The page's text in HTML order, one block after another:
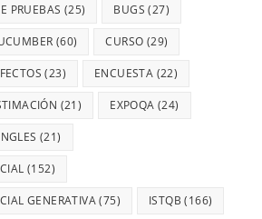
PRUEBAS (25) BUGS (27)
(60) CURSO (29)
(23) ENCUESTA (22)
(21) EXPOQA (24)
(21)
(152)
GENERATIVA(75) ISTQB (166)